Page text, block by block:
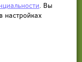
. Вы
настройках